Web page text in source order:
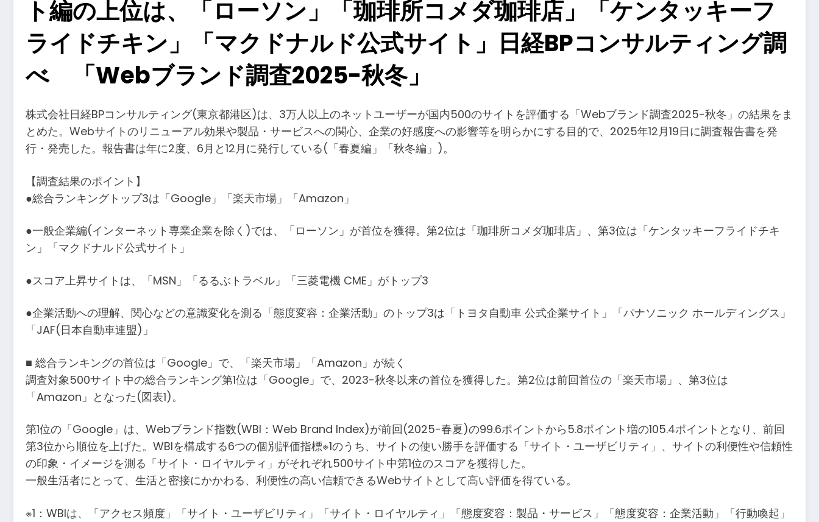
ト編の上位は、「ローソン」「珈琲所コメダ珈琲店」「ケンタッキーフ
ライドチキン」「マクドナルド公式サイト」日経BPコンサルティング調
べ 「Webブランド調査2025-秋冬」
株式会社日経BPコンサルティング(東京都港区)は、3万人以上のネットユーザーが国内500のサイトを評価する「Webブランド調査2025-秋冬」の結果をま
とめた。Webサイトのリニューアル効果や製品・サービスへの関心、企業の好感度への影響等を明らかにする目的で、2025年12月19日に調査報告書を発
行・発売した。報告書は年に2度、6月と12月に発行している(「春夏編」「秋冬編」)。
【調査結果のポイント】
●総合ランキングトップ3は「Google」「楽天市場」「Amazon」
●一般企業編(インターネット専業企業を除く)では、「ローソン」が首位を獲得。第2位は「珈琲所コメダ珈琲店」、第3位は「ケンタッキーフライドチキ
ン」「マクドナルド公式サイト」
●スコア上昇サイトは、「MSN」「るるぶトラベル」「三菱電機 CME」がトップ3
●企業活動への理解、関心などの意識変化を測る「態度変容：企業活動」のトップ3は「トヨタ自動車 公式企業サイト」「パナソニック ホールディングス」
「JAF(日本自動車連盟)」
■ 総合ランキングの首位は「Google」で、「楽天市場」「Amazon」が続く
調査対象500サイト中の総合ランキング第1位は「Google」で、2023-秋冬以来の首位を獲得した。第2位は前回首位の「楽天市場」、第3位は
「Amazon」となった(図表1)。
第1位の「Google」は、Webブランド指数(WBI：Web Brand Index)が前回(2025-春夏)の99.6ポイントから5.8ポイント増の105.4ポイントとなり、前回
第3位から順位を上げた。WBIを構成する6つの個別評価指標※1のうち、サイトの使い勝手を評価する「サイト・ユーザビリティ」、サイトの利便性や信頼性
の印象・イメージを測る「サイト・ロイヤルティ」がそれぞれ500サイト中第1位のスコアを獲得した。
一般生活者にとって、生活と密接にかかわる、利便性の高い信頼できるWebサイトとして高い評価を得ている。
※1：WBIは、「アクセス頻度」「サイト・ユーザビリティ」「サイト・ロイヤルティ」「態度変容：製品・サービス」「態度変容：企業活動」「行動喚起」